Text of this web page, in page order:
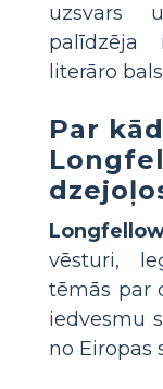
uzsvars
palīdzēja
literāro
Par
vēsturi,
tēmās par
iedvesmu
no Eiropas